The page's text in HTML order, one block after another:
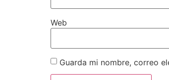
Web
Guarda mi nombre, correo